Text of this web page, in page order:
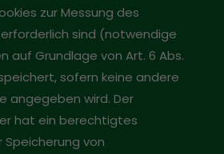
zur Messung des
sind (notwendige
auf Grundlage von Art. 6 Abs.
sofern keine andere
angegeben wird. Der
hat ein berechtigtes
von